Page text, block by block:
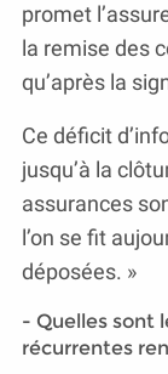
promet
la remise des
qu’après la
Ce déficit
jusqu’à la
assurances
l’on se fit
déposées. »
- Quelles sont
récurrentes